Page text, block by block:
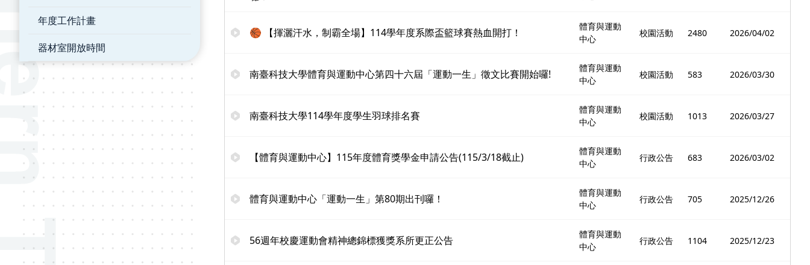
年度工作計畫
器材室開放時間
🏀 【揮灑汗水，制霸全場】114學年度系際盃籃球賽熱血開打！
體育與運動
中心
校園活動 2480 2026/04/02
南臺科技大學體育與運動中心第四十六屆「運動一生」徵文比賽開始囉!
體育與運動
中心
校園活動 583 2026/03/30
南臺科技大學114學年度學生羽球排名賽
體育與運動
中心
校園活動 1013 2026/03/27
【體育與運動中心】115年度體育獎學金申請公告(115/3/18截止)
體育與運動
中心
行政公告 683 2026/03/02
體育與運動中心「運動一生」第80期出刊囉！
體育與運動
中心
行政公告 705 2025/12/26
56週年校慶運動會精神總錦標獲獎系所更正公告
體育與運動
中心
行政公告 1104 2025/12/23